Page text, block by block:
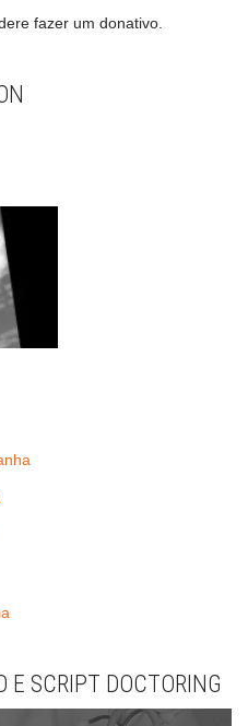
fazer um donativo.
E SCRIPT DOCTORING